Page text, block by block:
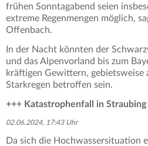
frühen Sonntagabend seien
extreme Regenmengen möglich,
Offenbach.
In der Nacht könnten der
und das Alpenvorland bis zum
kräftigen Gewittern, gebietsweise
Starkregen betroffen sein.
+++ Katastrophenfall in
02.06.2024, 17:43 Uhr
Da sich die Hochwassersituation